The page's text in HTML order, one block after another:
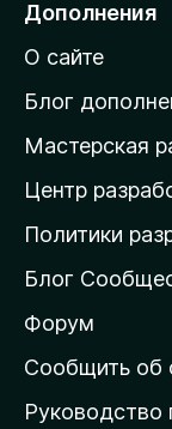
й
т
и
а
д
о
а
ш
н
ю
Дополнения
О сайте
Блог
Мастерская
Центр
Политики
Блог
Форум
Сообщить об
Руководство